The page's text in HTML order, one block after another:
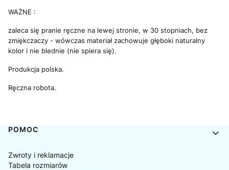
WAŻNE :
zaleca się pranie ręczne na lewej stronie, w 30 stopniach, bez
zmiękczaczy - wówczas materiał zachowuje głęboki naturalny
kolor i nie blednie (nie spiera się).
Produkcja polska.
Ręczna robota.
Linki w stopce
POMOC
Zwroty i reklamacje
Tabela rozmiarów